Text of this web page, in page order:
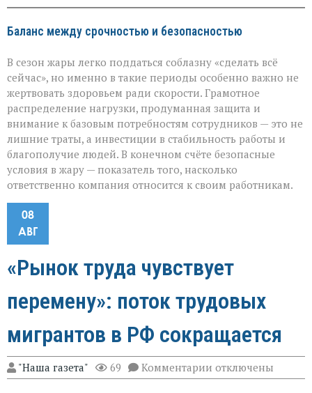
Баланс между срочностью и безопасностью
В сезон жары легко поддаться соблазну «сделать всё
сейчас», но именно в такие периоды особенно важно не
жертвовать здоровьем ради скорости. Грамотное
распределение нагрузки, продуманная защита и
внимание к базовым потребностям сотрудников — это не
лишние траты, а инвестиции в стабильность работы и
благополучие людей. В конечном счёте безопасные
условия в жару — показатель того, насколько
ответственно компания относится к своим работникам.
08
АВГ
«Рынок труда чувствует
перемену»: поток трудовых
мигрантов в РФ сокращается
"Наша газета" 69 Комментарии к
записи
отключены